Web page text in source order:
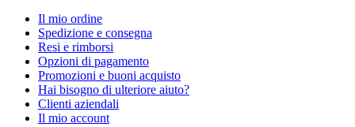
Il mio ordine
Spedizione e consegna
Resi e rimborsi
Opzioni di pagamento
Promozioni e buoni acquisto
Hai bisogno di ulteriore aiuto?
Clienti aziendali
Il mio account